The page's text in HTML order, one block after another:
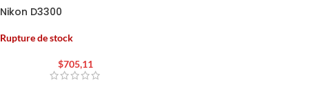
Nikon D3300
Rupture de stock
$705,11